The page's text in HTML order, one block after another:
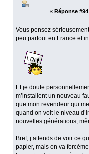
« Réponse #94
Vous pensez
peu partout en France et
Et je doute
m’installent un nouveau
que mon revendeur qui
quand on voit le niveau
nouvelles générations,
Bref, j’attends de voir ce
papier, mais on va